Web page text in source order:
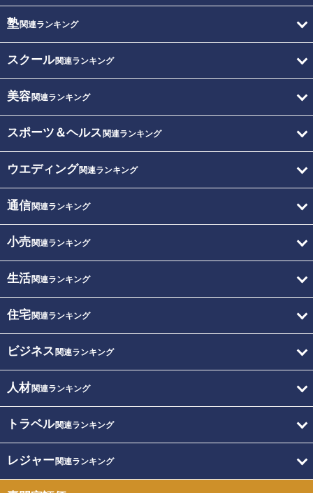
塾関連ランキング
スクール関連ランキング
美容関連ランキング
スポーツ＆ヘルス 関連ランキング
ウエディング関連ランキング
通信関連ランキング
小売関連ランキング
生活関連ランキング
住宅関連ランキング
ビジネス 関連ランキング
人材関連ランキング
トラベル関連ランキング
レジャー関連ランキング